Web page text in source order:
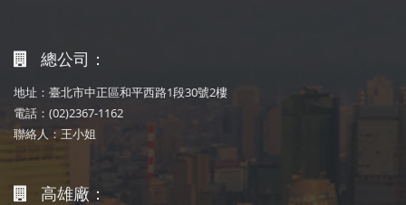
總公司：
地址：臺北市中正區和平西路1段30號2樓
電話：(02)2367-1162
聯絡人：王小姐
高雄廠：